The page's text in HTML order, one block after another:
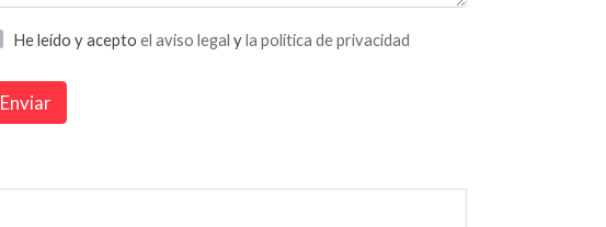
He leído y acepto el aviso legal yla política de privacidad
Enviar